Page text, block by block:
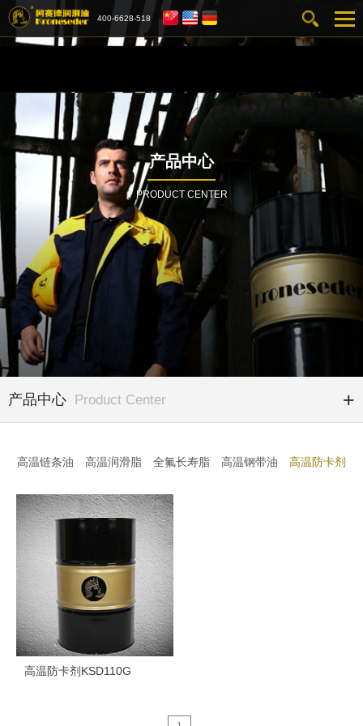
400-6628-518
产品中心
PRODUCT CENTER
产品中心 Product Center
高温链条油 高温润滑脂 全氟长寿脂 高温钢带油 高温防卡剂
高温防卡剂KSD110G